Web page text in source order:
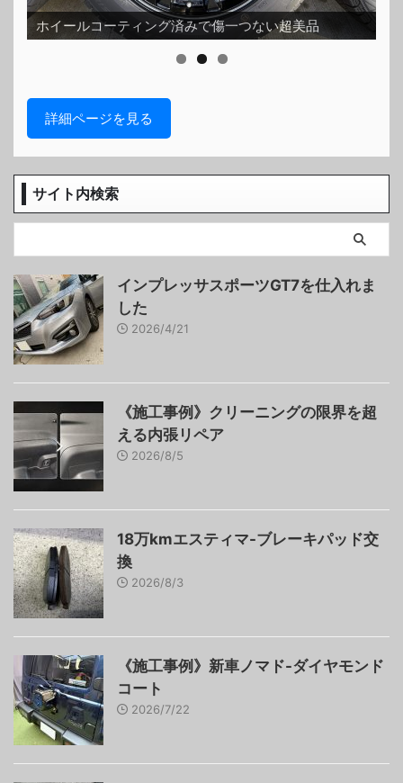
ピレリのスタッドレスタイヤはバリ山です
詳細ページを見る
サイト内検索
インプレッサスポーツGT7を仕入れま
した
2026/4/21
《施工事例》クリーニングの限界を超
える内張リペア
2026/8/5
18万kmエスティマ-ブレーキパッド交
換
2026/8/3
《施工事例》新車ノマド-ダイヤモンド
コート
2026/7/22